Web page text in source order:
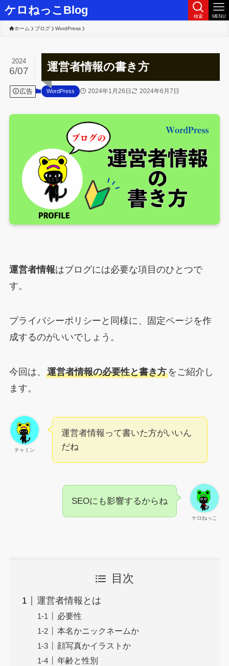
ケロねっこBlog 検索 MENU
ホーム ブログ WordPress
運営者情報の書き方
2024
6/07
広告 WordPress 2024年1月26日 2024年6月7日
運営者情報はブログには必要な項目のひとつで
す。
プライバシーポリシーと同様に、固定ページを作
成するのがいいでしょう。
今回は、 運営者情報の必要性と書き方をご紹介し
ます。
チャミン
運営者情報って書いた方がいいん
だね
ケロねっこ
SEOにも影響するからね
目次
運営者情報とは
必要性
本名かニックネームか
顔写真かイラストか
年齢と性別